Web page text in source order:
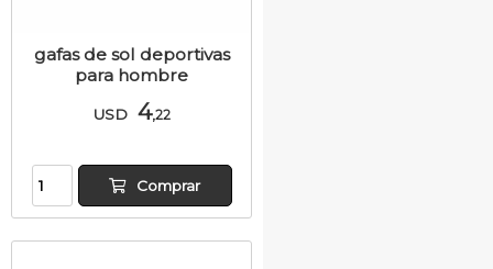
gafas de sol deportivas
para hombre
USD 4,22
Comprar